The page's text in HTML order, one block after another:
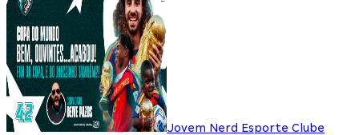
Jovem Nerd Esporte Clube